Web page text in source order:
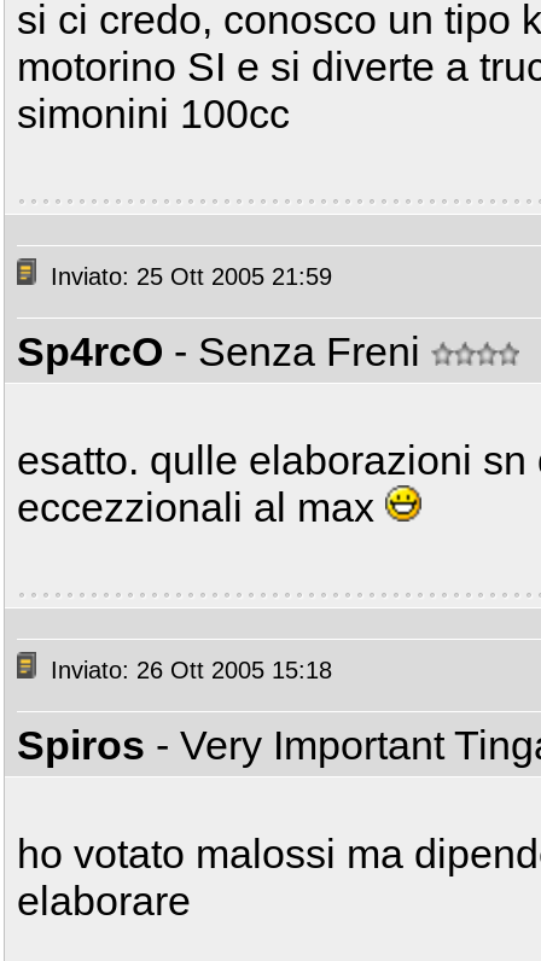
si ci credo, conosco un tipo
motorino SI e si diverte a
simonini 100cc
Inviato: 25 Ott 2005 21:59
Sp4rcO - Senza Freni
esatto. qulle elaborazioni
eccezzionali al max
Inviato: 26 Ott 2005 15:18
Spiros - Very Important
ho votato malossi ma
elaborare